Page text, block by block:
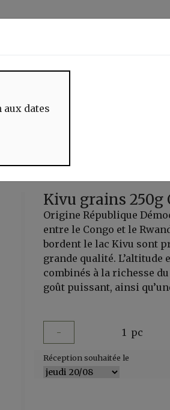
CONTACT
dates
Kivu grains 250g
Origine République
entre le Congo et le
bordent le lac Kivu sont
grande qualité.
combinés à la richesse
goût puissant, ainsi
- 1 pc
Réception souhaitée le